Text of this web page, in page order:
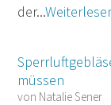
der...
müssen
von Natalie Sener